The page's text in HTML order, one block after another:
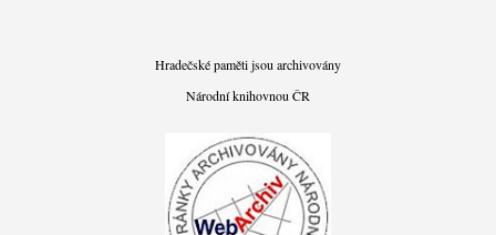
Hradečské paměti jsou archivovány
Národní knihovnou ČR